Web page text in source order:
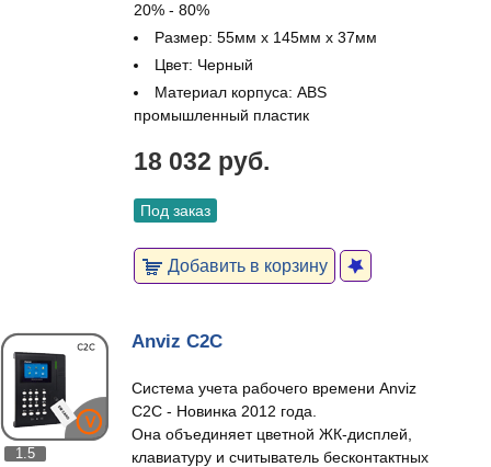
20% - 80%
Размер: 55мм x 145мм x 37мм
Цвет: Черный
Материал корпуса: ABS
промышленный пластик
18 032 руб.
Под заказ
Добавить в корзину
1.5
Anviz C2C
Система учета рабочего времени Anviz
С2C - Новинка 2012 года.
Она объединяет цветной ЖК-дисплей,
клавиатуру и считыватель бесконтактных